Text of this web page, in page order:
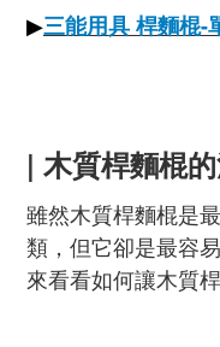
▶三能用具 桿麵棍-
| 木質桿麵棍
雖然木質桿麵棍是
類，但它卻是最容
來看看如何讓木質